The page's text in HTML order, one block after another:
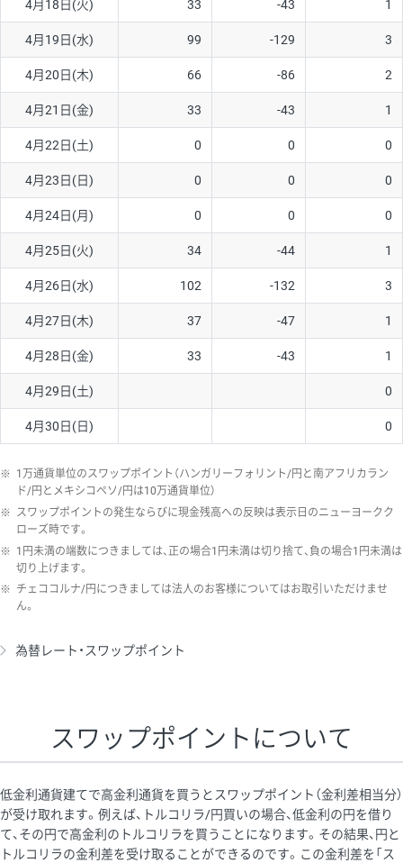
ソ/円は10万通貨単位。
4月18日(火) 33 -43 1
4月19日(水) 99 -129 3
4月20日(木) 66 -86 2
4月21日(金) 33 -43 1
4月22日(土) 0 0 0
4月23日(日) 0 0 0
4月24日(月) 0 0 0
4月25日(火) 34 -44 1
4月26日(水) 102 -132 3
4月27日(木) 37 -47 1
4月28日(金) 33 -43 1
4月29日(土) 0
4月30日(日) 0
※ 1万通貨単位のスワップポイント（ハンガリーフォリント/円と南アフリカラン
ド/円とメキシコペソ/円は10万通貨単位）
※ スワップポイントの発生ならびに現金残高への反映は表示日のニューヨークク
ローズ時です。
※ 1円未満の端数につきましては、正の場合1円未満は切り捨て、負の場合1円未満は
切り上げます。
※ チェココルナ/円につきましては法人のお客様についてはお取引いただけませ
ん。
為替レート・スワップポイント
スワップポイントについて
低金利通貨建てで高金利通貨を買うとスワップポイント（金利差相当分）
が受け取れます。例えば、トルコリラ/円買いの場合、低金利の円を借り
て、その円で高金利のトルコリラを買うことになります。その結果、円と
トルコリラの金利差を受け取ることができるのです。この金利差を「ス